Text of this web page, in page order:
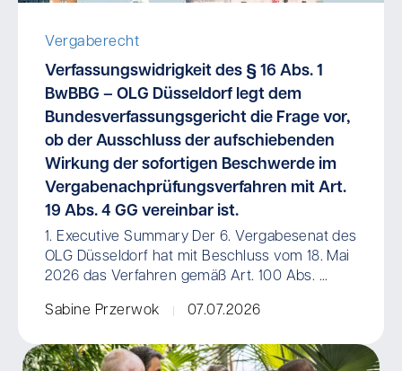
Vergaberecht
Verfassungswidrigkeit des § 16 Abs. 1
BwBBG – OLG Düsseldorf legt dem
Bundesverfassungsgericht die Frage vor,
ob der Ausschluss der aufschiebenden
Wirkung der sofortigen Beschwerde im
Vergabenachprüfungsverfahren mit Art.
19 Abs. 4 GG vereinbar ist.
1. Executive Summary Der 6. Vergabesenat des
OLG Düsseldorf hat mit Beschluss vom 18. Mai
2026 das Verfahren gemäß Art. 100 Abs. ...
Sabine Przerwok 07.07.2026